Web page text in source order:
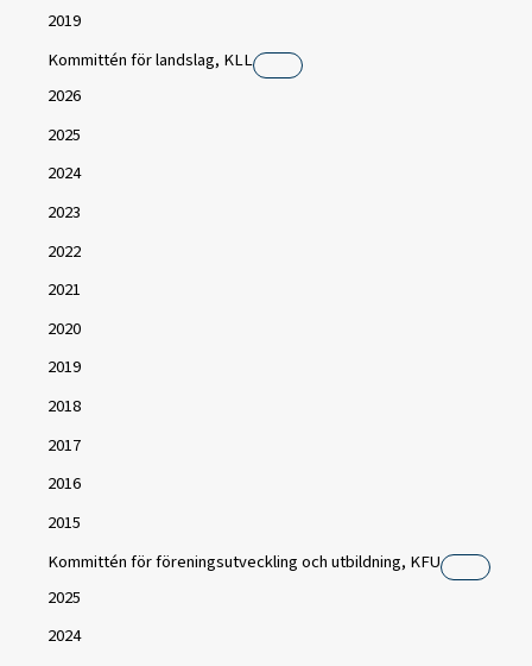
2019
Kommittén för landslag, KLL
2026
2025
2024
2023
2022
2021
2020
2019
2018
2017
2016
2015
Kommittén för föreningsutveckling och utbildning, KFU
2025
2024